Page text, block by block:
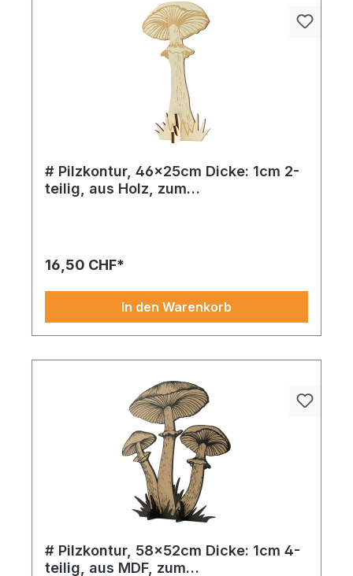
# Pilzkontur, 46x25cm Dicke: 1cm 2-
teilig, aus Holz, zum
16,50 CHF*
In den Warenkorb
# Pilzkontur, 58x52cm Dicke: 1cm 4-
teilig, aus MDF, zum